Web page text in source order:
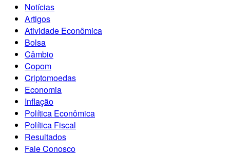
Notícias
Artigos
Atividade Econômica
Bolsa
Câmbio
Copom
Criptomoedas
Economia
Inflação
Política Econômica
Política Fiscal
Resultados
Fale Conosco